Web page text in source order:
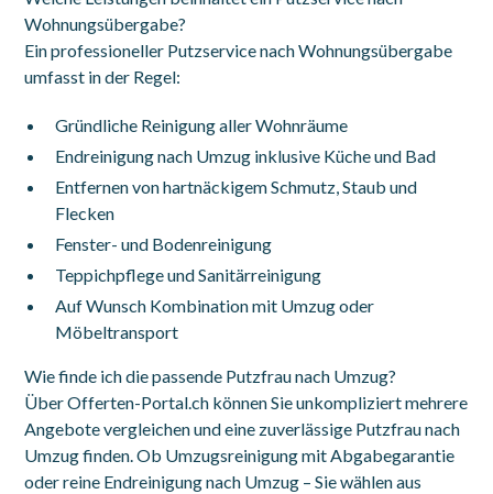
Wohnungsübergabe?
Ein professioneller Putzservice nach Wohnungsübergabe
umfasst in der Regel:
Gründliche Reinigung aller Wohnräume
Endreinigung nach Umzug inklusive Küche und Bad
Entfernen von hartnäckigem Schmutz, Staub und
Flecken
Fenster- und Bodenreinigung
Teppichpflege und Sanitärreinigung
Auf Wunsch Kombination mit Umzug oder
Möbeltransport
Wie finde ich die passende Putzfrau nach Umzug?
Über Offerten-Portal.ch können Sie unkompliziert mehrere
Angebote vergleichen und eine zuverlässige Putzfrau nach
Umzug finden. Ob Umzugsreinigung mit Abgabegarantie
oder reine Endreinigung nach Umzug – Sie wählen aus